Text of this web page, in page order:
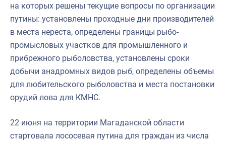
Отрасль в цифрах
Большая африканская экспедиция
События в России и мире
на которых решены текущие вопросы по организации
путины: установлены проходные дни производителей
в места нереста, определены границы рыбо-
промысловых участков для промышленного и
прибрежного рыболовства, установлены сроки
добычи анадромных видов рыб, определены объемы
для любительского рыболовства и места постановки
орудий лова для КМНС.
22 июня на территории Магаданской области
стартовала лососевая путина для граждан из числа